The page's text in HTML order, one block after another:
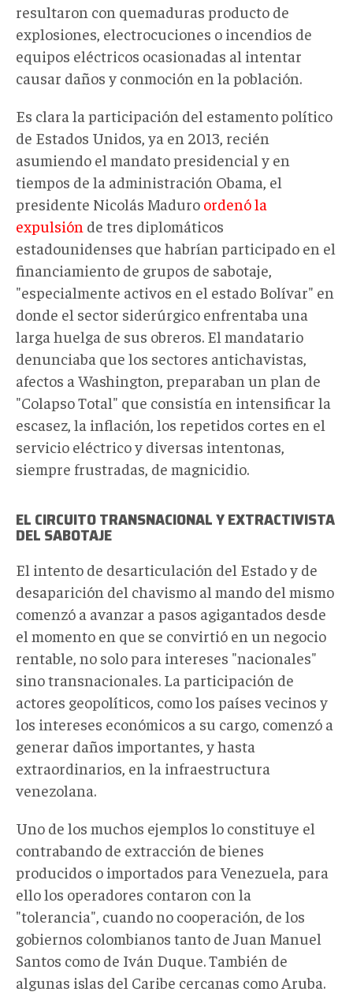
resultaron con quemaduras producto de
explosiones, electrocuciones o incendios de
equipos eléctricos ocasionadas al intentar
causar daños y conmoción en la población.
Es clara la participación del estamento político
de Estados Unidos, ya en 2013, recién
asumiendo el mandato presidencial y en
tiempos de la administración Obama, el
presidente Nicolás Maduro ordenó la
expulsión de tres diplomáticos
estadounidenses que habrían participado en el
financiamiento de grupos de sabotaje,
"especialmente activos en el estado Bolívar" en
donde el sector siderúrgico enfrentaba una
larga huelga de sus obreros. El mandatario
denunciaba que los sectores antichavistas,
afectos a Washington, preparaban un plan de
"Colapso Total" que consistía en intensificar la
escasez, la inflación, los repetidos cortes en el
servicio eléctrico y diversas intentonas,
siempre frustradas, de magnicidio.
EL CIRCUITO TRANSNACIONAL Y EXTRACTIVISTA
DEL SABOTAJE
El intento de desarticulación del Estado y de
desaparición del chavismo al mando del mismo
comenzó a avanzar a pasos agigantados desde
el momento en que se convirtió en un negocio
rentable, no solo para intereses "nacionales"
sino transnacionales. La participación de
actores geopolíticos, como los países vecinos y
los intereses económicos a su cargo, comenzó a
generar daños importantes, y hasta
extraordinarios, en la infraestructura
venezolana.
Uno de los muchos ejemplos lo constituye el
contrabando de extracción de bienes
producidos o importados para Venezuela, para
ello los operadores contaron con la
"tolerancia", cuando no cooperación, de los
gobiernos colombianos tanto de Juan Manuel
Santos como de Iván Duque. También de
algunas islas del Caribe cercanas como Aruba.